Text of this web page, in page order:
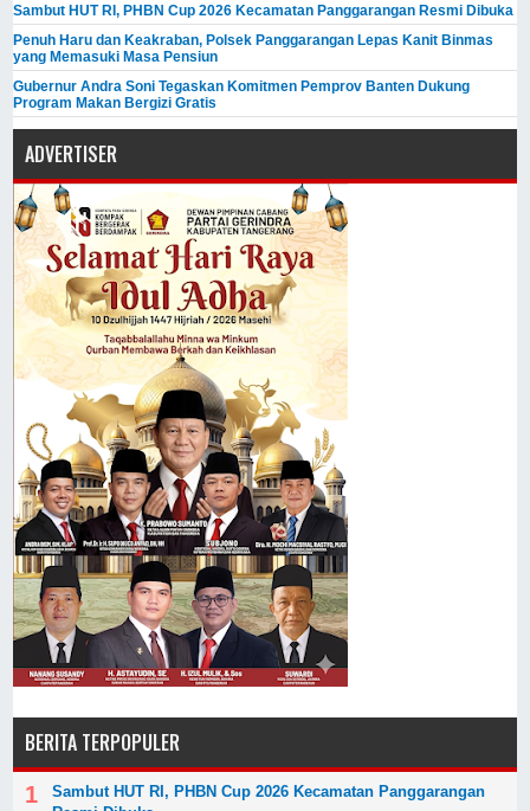
Sambut HUT RI, PHBN Cup 2026 Kecamatan Panggarangan Resmi Dibuka
Penuh Haru dan Keakraban, Polsek Panggarangan Lepas Kanit Binmas
yang Memasuki Masa Pensiun
Gubernur Andra Soni Tegaskan Komitmen Pemprov Banten Dukung
Program Makan Bergizi Gratis
ADVERTISER
BERITA TERPOPULER
Sambut HUT RI, PHBN Cup 2026 Kecamatan Panggarangan